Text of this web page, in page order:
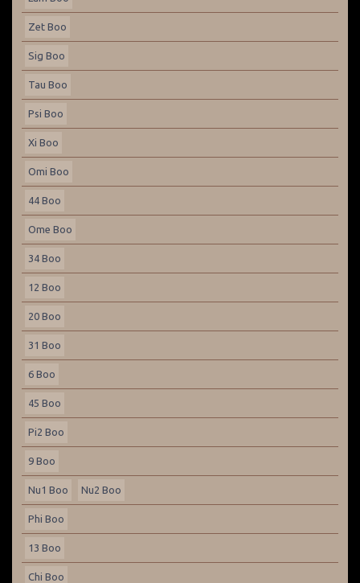
Zet Boo
Sig Boo
Tau Boo
Psi Boo
Xi Boo
Omi Boo
44 Boo
Ome Boo
34 Boo
12 Boo
20 Boo
31 Boo
6 Boo
45 Boo
Pi2 Boo
9 Boo
Nu1 Boo Nu2 Boo
Phi Boo
13 Boo
Chi Boo